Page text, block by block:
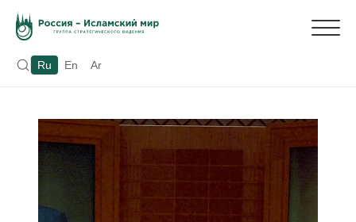
Ru En Ar